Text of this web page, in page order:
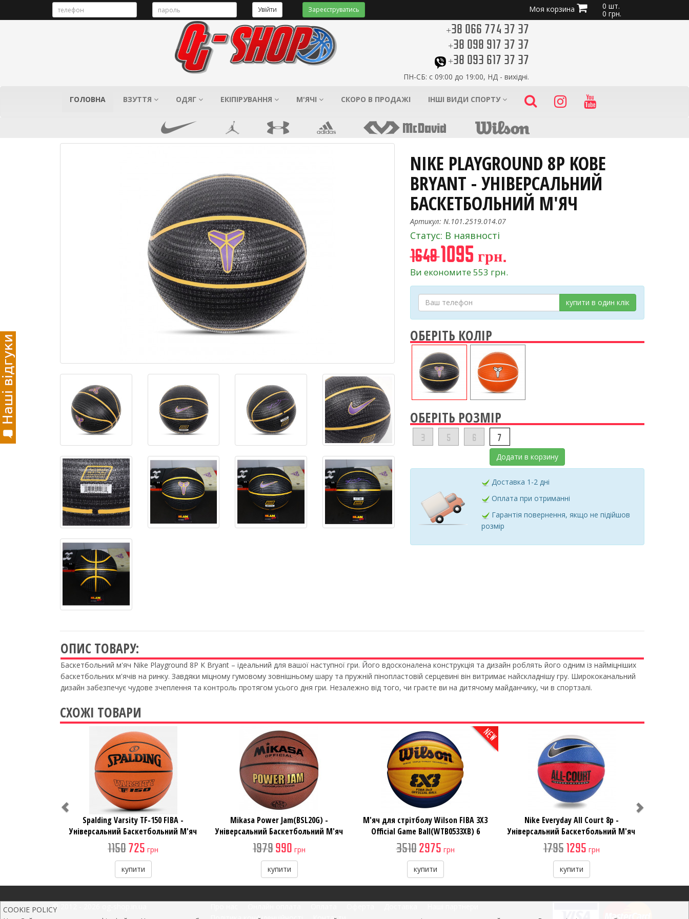
Увійти Зареєструватись Моя корзина 0 шт.
0 грн.
+38 066 774 37 37
+38 098 917 37 37
+38 093 617 37 37
ПН-СБ: с 09:00 до 19:00, НД - вихідні.
ГОЛОВНА ВЗУТТЯ ОДЯГ ЕКІПІРУВАННЯ М'ЯЧІ СКОРО В ПРОДАЖІ ІНШІ ВИДИ СПОРТУ
NIKE PLAYGROUND 8P KOBE
BRYANT - УНІВЕРСАЛЬНИЙ
БАСКЕТБОЛЬНИЙ М'ЯЧ
Артикул: N.101.2519.014.07
Статус: В наявності
16481095 грн.
Ви економите 553 грн.
купити в один клік
ОБЕРІТЬ КОЛІР
ОБЕРІТЬ РОЗМІР
3 5 6 7
Додати в корзину
Доставка 1-2 дні
Оплата при отриманні
Гарантія повернення, якщо не підійшов
розмір
ОПИС ТОВАРУ:
Баскетбольний м'яч Nike Playground 8P K Bryant – ідеальний для вашої наступної гри. Його вдосконалена конструкція та дизайн роблять його одним із найміцніших
баскетбольних м'ячів на ринку. Завдяки міцному гумовому зовнішньому шару та пружній пінопластовій серцевині він витримає найскладнішу гру. Ширококанальний
дизайн забезпечує чудове зчеплення та контроль протягом усього дня гри. Незалежно від того, чи граєте ви на дитячому майданчику, чи в спортзалі.
СХОЖІ ТОВАРИ
Spalding Varsity TF-150 FIBA -
Універсальний Баскетбольний М'яч
1150725 грн
купити
Mikasa Power Jam(BSL20G) -
Універсальний Баскетбольний М'яч
1979990 грн
купити
М'яч для стрітболу Wilson FIBA 3X3
Official Game Ball(WTB0533XB) 6
3510 2975 грн
купити
Nike Everyday All Court 8p -
Універсальний Баскетбольний М'яч
1795 1295 грн
купити
© 2012 - 2026 og-shop.in.ua
COOKIE POLICY